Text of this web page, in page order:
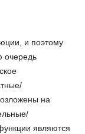
и поэтому
очередь
на
являются